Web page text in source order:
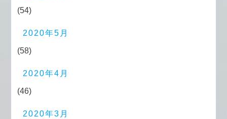
(54)
2020年5月
(58)
2020年4月
(46)
2020年3月